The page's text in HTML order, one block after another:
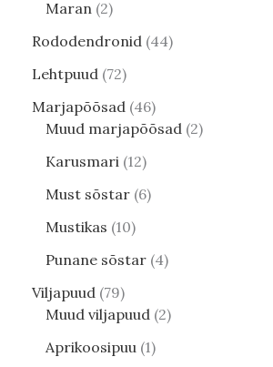
Maran 2
Rododendronid 44
Lehtpuud 72
Marjapõõsad 46
Muud marjapõõsad 2
Karusmari 12
Must sõstar 6
Mustikas 10
Punane sõstar 4
Viljapuud 79
Muud viljapuud 2
Aprikoosipuu 1